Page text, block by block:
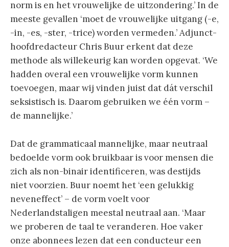
norm is en het vrouwelijke de uitzondering.’ In de
meeste gevallen ‘moet de vrouwelijke uitgang (-e,
-in, -es, -ster, -trice) worden vermeden.’ Adjunct-
hoofdredacteur Chris Buur erkent dat deze
methode als willekeurig kan worden opgevat. ‘We
hadden overal een vrouwelijke vorm kunnen
toevoegen, maar wij vinden juist dat dát verschil
seksistisch is. Daarom gebruiken we één vorm –
de mannelijke.’
Dat de grammaticaal mannelijke, maar neutraal
bedoelde vorm ook bruikbaar is voor mensen die
zich als non-binair identificeren, was destijds
niet voorzien. Buur noemt het ‘een gelukkig
neveneffect’ – de vorm voelt voor
Nederlandstaligen meestal neutraal aan. ‘Maar
we proberen de taal te veranderen. Hoe vaker
onze abonnees lezen dat een conducteur een